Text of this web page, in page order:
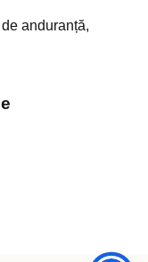
anduranță,